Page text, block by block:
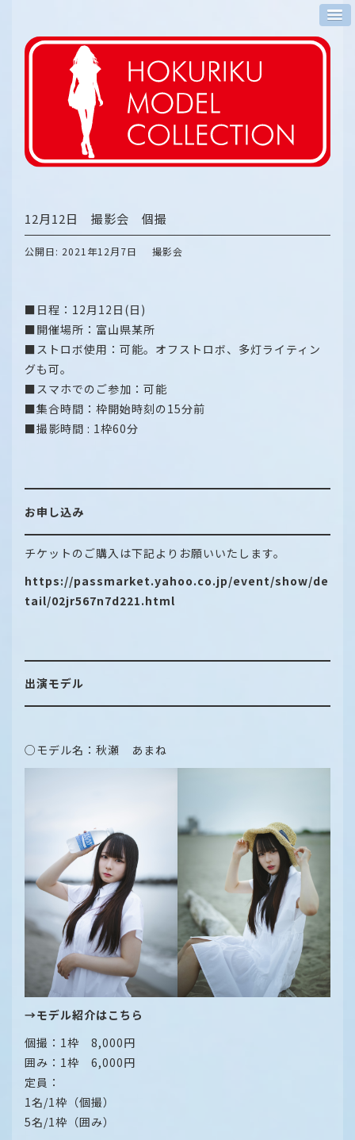
12月12日 撮影会 個撮
公開日: 2021年12月7日 撮影会
■日程：12月12日(日)
■開催場所：富山県某所
■ストロボ使用：可能。オフストロボ、多灯ライティン
グも可。
■スマホでのご参加：可能
■集合時間：枠開始時刻の15分前
■撮影時間 : 1枠60分
お申し込み
チケットのご購入は下記よりお願いいたします。
https://passmarket.yahoo.co.jp/event/show/de
tail/02jr567n7d221.html
出演モデル
○モデル名：秋瀬 あまね
→モデル紹介はこちら
個撮：1枠 8,000円
囲み：1枠 6,000円
定員：
1名/1枠（個撮）
5名/1枠（囲み）